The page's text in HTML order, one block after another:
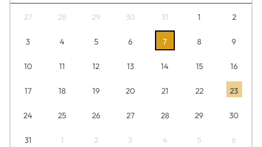
27 28 29 30 31 1 2
3 4 5 6 7 8 9
10 11 12 13 14 15 16
17 18 19 20 21 22 23
24 25 26 27 28 29 30
31 1 2 3 4 5 6